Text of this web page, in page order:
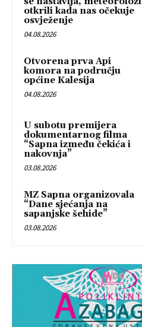
otkrili kada nas očekuje
osvježenje
04.08.2026
Otvorena prva Api
komora na području
općine Kalesija
04.08.2026
U subotu premijera
dokumentarnog filma
“Sapna između čekića i
nakovnja”
03.08.2026
MZ Sapna organizovala
“Dane sjećanja na
sapanjske šehide”
03.08.2026